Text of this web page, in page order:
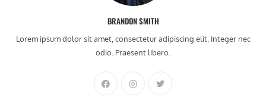
BRANDON SMITH
Lorem ipsum dolor sit amet, consectetur adipiscing elit. Integer nec
odio. Praesent libero.